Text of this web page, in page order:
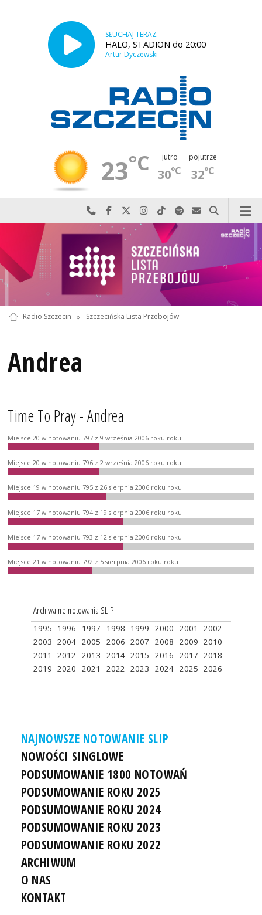
SŁUCHAJ TERAZ
HALO, STADION do 20:00
Artur Dyczewski
23°C jutro
30°C
pojutrze
32°C
Najlepiej po prostu do nas zadzwoń
Odwiedź nas na Facebook-u
Odwiedź nas na X
Odwiedź nas na Instagram-ie
Odwiedź nas na TikTok-u
Szukaj nas na Spotify
Wyślij do nas
Szukaj
Radio Szczecin » Szczecińska Lista Przebojów
Andrea
Time To Pray - Andrea
Miejsce 20 w notowaniu 797 z 9 września 2006 roku roku
Miejsce 20 w notowaniu 796 z 2 września 2006 roku roku
Miejsce 19 w notowaniu 795 z 26 sierpnia 2006 roku roku
Miejsce 17 w notowaniu 794 z 19 sierpnia 2006 roku roku
Miejsce 17 w notowaniu 793 z 12 sierpnia 2006 roku roku
Miejsce 21 w notowaniu 792 z 5 sierpnia 2006 roku roku
Archiwalne notowania SLIP
1995 1996 1997 1998 1999 2000 2001
2002
2003 2004 2005 2006 2007 2008 2009 2010
2011
2012 2013 2014 2015 2016 2017 2018
2019 2020 2021 2022 2023 2024 2025 2026
NAJNOWSZE NOTOWANIE SLIP
NOWOŚCI SINGLOWE
PODSUMOWANIE 1800 NOTOWAŃ
PODSUMOWANIE ROKU 2025
PODSUMOWANIE ROKU 2024
PODSUMOWANIE ROKU 2023
PODSUMOWANIE ROKU 2022
ARCHIWUM
O NAS
KONTAKT